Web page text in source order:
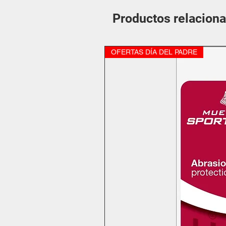
Productos
OFERTAS DÍA DEL PADRE